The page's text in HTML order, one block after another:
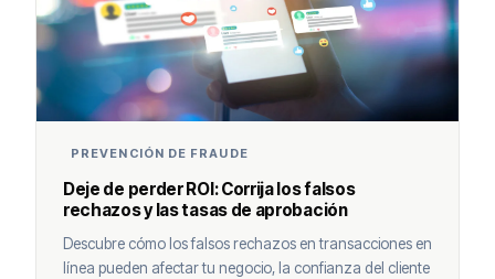
PREVENCIÓN DE FRAUDE
Deje de perder ROI: Corrija los falsos
rechazos y las tasas de aprobación
Descubre cómo los falsos rechazos en transacciones en
línea pueden afectar tu negocio, la confianza del cliente